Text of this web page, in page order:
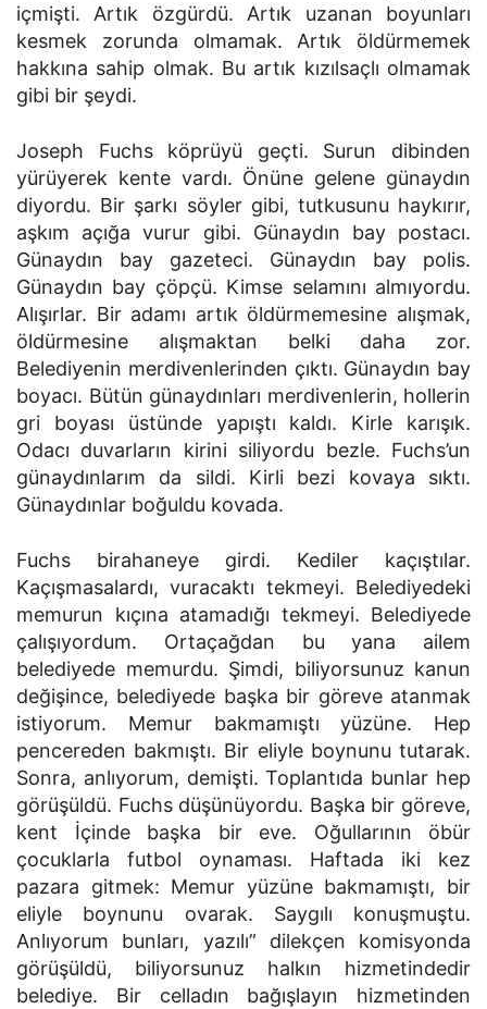
içmişti. Artık özgürdü. Artık uzanan boyunları
kesmek zorunda olmamak. Artık öldürmemek
hakkına sahip olmak. Bu artık kızılsaçlı olmamak
gibi bir şeydi.
Joseph Fuchs köprüyü geçti. Surun dibinden
yürüyerek kente vardı. Önüne gelene günaydın
diyordu. Bir şarkı söyler gibi, tutkusunu haykırır,
aşkım açığa vurur gibi. Günaydın bay postacı.
Günaydın bay gazeteci. Günaydın bay polis.
Günaydın bay çöpçü. Kimse selamını almıyordu.
Alışırlar. Bir adamı artık öldürmemesine alışmak,
öldürmesine alışmaktan belki daha zor.
Belediyenin merdivenlerinden çıktı. Günaydın bay
boyacı. Bütün günaydınları merdivenlerin, hollerin
gri boyası üstünde yapıştı kaldı. Kirle karışık.
Odacı duvarların kirini siliyordu bezle. Fuchs’un
günaydınlarım da sildi. Kirli bezi kovaya sıktı.
Günaydınlar boğuldu kovada.
Fuchs birahaneye girdi. Kediler kaçıştılar.
Kaçışmasalardı, vuracaktı tekmeyi. Belediyedeki
memurun kıçına atamadığı tekmeyi. Belediyede
çalışıyordum. Ortaçağdan bu yana ailem
belediyede memurdu. Şimdi, biliyorsunuz kanun
değişince, belediyede başka bir göreve atanmak
istiyorum. Memur bakmamıştı yüzüne. Hep
pencereden bakmıştı. Bir eliyle boynunu tutarak.
Sonra, anlıyorum, demişti. Toplantıda bunlar hep
görüşüldü. Fuchs düşünüyordu. Başka bir göreve,
kent İçinde başka bir eve. Oğullarının öbür
çocuklarla futbol oynaması. Haftada iki kez
pazara gitmek: Memur yüzüne bakmamıştı, bir
eliyle boynunu ovarak. Saygılı konuşmuştu.
Anlıyorum bunları, yazılı” dilekçen komisyonda
görüşüldü, biliyorsunuz halkın hizmetindedir
belediye. Bir celladın bağışlayın hizmetinden